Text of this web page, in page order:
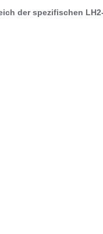
der spezifischen